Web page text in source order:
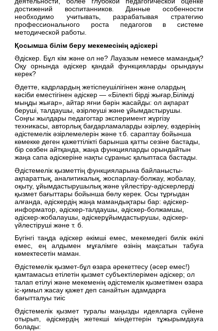
достижений воспитанников. Данные особенности
необходимо учитывать, разрабатывая стратегию
профессионального роста педагогов в системе
методической работы.
Қосымша білім беру мекемесінің әдіскері
Әдіскер. Бұл кім және ол не? Лауазым немесе мамандық?
Оқу орнында әдіскер қандай функцияларды орындауы
керек?
Әдетте, кадрлардың жетіспеушілігінен және олардың
кәсіби еместігінен әдіскер — «Білекті бірді жығар,Білімді
мыңды жығар», айтар яғни бәрін жасайды: ол ақпарат
беруші, талдаушы, әзірлеуші және ұйымдастырушы.
Соңғы жылдары педагогтар эксперимент жүргізу
техникасы, авторлық бағдарламаларды әзірлеу, өздерінің
әдістемелік әзірлемелерін және т.б. сараптау бойынша
көмекке деген қажеттілікті барынша қатты сезіне бастады,
бір сөзбен айтқанда, жаңа функцияларды орындайтын
жаңа сапа әдіскеріне нақты сұраныс қалыптаса бастады.
Әдістемелік қызметтің функцияларына байланысты-
ақпараттық, аналитикалық, жоспарлау-болжау, жобалау,
оқыту, ұйымдастырушылық және үйлестіру-әдіскерлерді
қызмет бағыттары бойынша бөлу керек. Осы тұрғыдан
алғанда, әдіскердің жаңа мамандықтары бар: әдіскер-
информатор, әдіскер-талдаушы, әдіскер-болжамшы,
әдіскер-жобалаушы, әдіскерұйымдастырушы, әдіскер-
үйлестіруші және т. б.
Бүгінгі таңда әдіскер әкімші емес, мекемедегі билік өкілі
емес, ең алдымен мұғалімге өзінің мақсатын табуға
көмектесетін маман.
Әдістемелік қызмет-бұл өзара әрекеттесу (әсер емес!)
қамтамасыз етілетін қызмет субъектілерімен әдіскер; ол
талап етілуі және мекеменің әдістемелік қызметімен өзара
іс-қимыл жасау қажет деп санайтын адамдарға
бағытталуы тиіс
Әдістемелік қызмет туралы маңызды идеяларға сүйене
отырып, әдіскердің жетекші міндеттерін тұжырымдауға
болады: